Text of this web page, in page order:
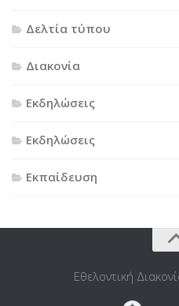
Δελτία τύπου
Διακονία
Εκδηλώσεις
Εκδηλώσεις
Εκπαίδευση
Εθελοντική